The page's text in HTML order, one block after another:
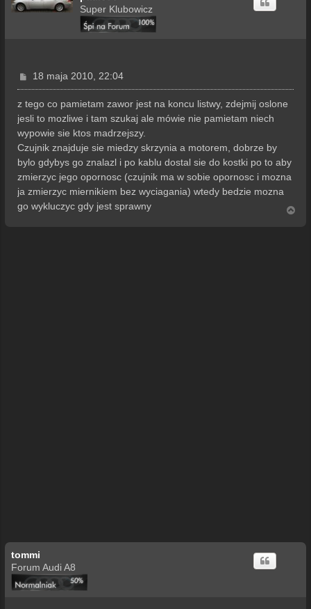
Super Klubowicz
P
o
s
t
18 maja 2010, 22:04
z tego co pamietam zawor jest na koncu listwy, zdejmij oslone
jesli to mozliwe i tam szukaj ale mówie nie pamietam niech
wypowie sie ktos madrzejszy.
Czujnik znajduje sie miedzy skrzynia a motorem, dobrze by
bylo gdybys go znalazl i po kablu dostal sie do kostki po to aby
zmierzyc jego opornosc (czujnik ma w sobie opornosc i mozna
ja zmierzyc miernikiem bez wyciagania) wtedy bedzie mozna
go wykluczyc gdy jest sprawny
tommi
Forum Audi A8